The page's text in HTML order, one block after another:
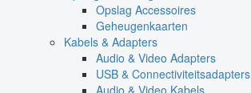
Opslag Accessoires
Geheugenkaarten
Kabels & Adapters
Audio & Video Adapters
USB & Connectiviteitsadapters